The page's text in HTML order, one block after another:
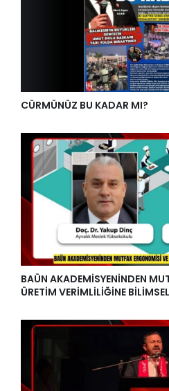
CÜRMÜNÜZ BU KADAR MI?
BAÜN AKADEMİSYENİNDEN
ÜRETİM VERİMLİLİĞİNE